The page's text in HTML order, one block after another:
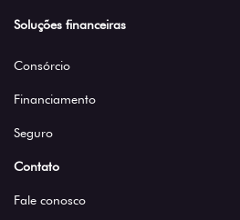
Soluções financeiras
Consórcio
Financiamento
Seguro
Contato
Fale conosco